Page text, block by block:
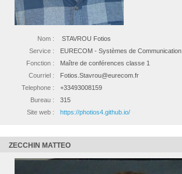
Nom :
STAVROU Fotios
Service :
EURECOM - Systèmes de Communication
Fonction :
Maître de conférences classe 1
Courriel :
Fotios.Stavrou@eurecom.fr
Telephone :
+33493008159
Bureau :
315
Site web :
https://photios4.github.io/
ZECCHIN MATTEO